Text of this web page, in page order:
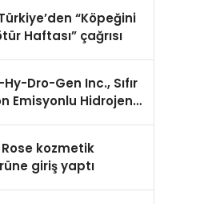
“Köpeğini
Haftası” çağrısı
Dro-Gen Inc., Sıfır
Emisyonlu Hidrojen
kozmetik
giriş yaptı